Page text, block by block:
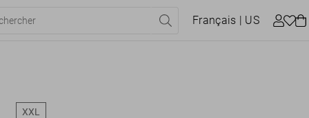
Français | US
XXL